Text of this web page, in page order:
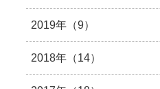
2019年（9）
2018年（14）